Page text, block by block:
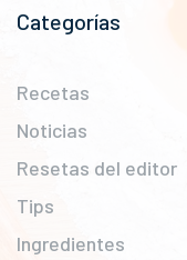
Categorías
Recetas
Noticias
Resetas del editor
Tips
Ingredientes